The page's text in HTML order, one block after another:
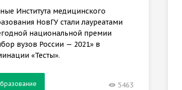
Института медицинского
НовГУ стали лауреатами
национальной премии
вузов России — 2021» в
«Тесты».
5463